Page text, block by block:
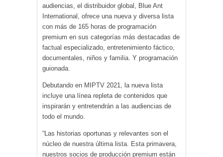
audiencias, el distribuidor global, Blue Ant
International, ofrece una nueva y diversa lista
con más de 165 horas de programación
premium en sus categorías más destacadas de
factual especializado, entretenimiento fáctico,
documentales, niños y familia. Y programación
guionada.
Debutando en MIPTV 2021, la nueva lista
incluye una línea repleta de contenidos que
inspirarán y entretendrán a las audiencias de
todo el mundo.
“Las historias oportunas y relevantes son el
núcleo de nuestra última lista. Esta primavera,
nuestros socios de producción premium están